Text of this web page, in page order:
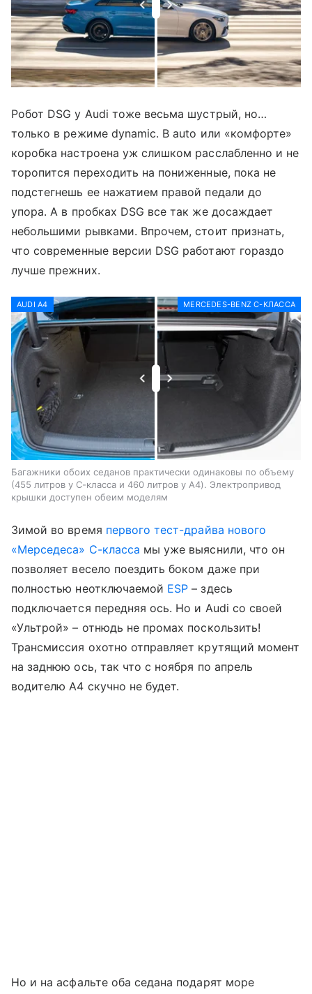
Робот DSG у Audi тоже весьма шустрый, но…
только в режиме dynamic. В auto или «комфорте»
коробка настроена уж слишком расслабленно и не
торопится переходить на пониженные, пока не
подстегнешь ее нажатием правой педали до
упора. А в пробках DSG все так же досаждает
небольшими рывками. Впрочем, стоит признать,
что современные версии DSG работают гораздо
лучше прежних.
AUDI A4 MERCEDES-BENZ C-КЛАССА
Багажники обоих седанов практически одинаковы по объему
(455 литров у С-класса и 460 литров у A4). Электропривод
крышки доступен обеим моделям
Зимой во время первого тест-драйва нового
«Мерседеса» C-класса мы уже выяснили, что он
позволяет весело поездить боком даже при
полностью неотключаемой ESP – здесь
подключается передняя ось. Но и Audi со своей
«Ультрой» – отнюдь не промах поскользить!
Трансмиссия охотно отправляет крутящий момент
на заднюю ось, так что с ноября по апрель
водителю A4 скучно не будет.
Но и на асфальте оба седана подарят море